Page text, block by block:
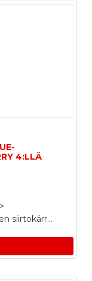
4:LLÄ
siirtokärr...